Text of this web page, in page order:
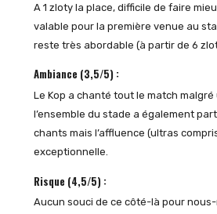
A 1 zloty la place, difficile de faire
valable pour la première venue au
reste très abordable (à partir de 6
Ambiance (3,5/5) :
Le Kop a chanté tout le match
l’ensemble du stade a également
chants mais l’affluence (ultras
exceptionnelle.
Risque (4,5/5) :
Aucun souci de ce côté-là pour